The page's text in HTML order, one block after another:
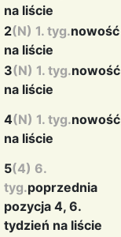
na liście
2(N) 1. tyg.nowość
na liście
3(N) 1. tyg.nowość
na liście
4(N) 1. tyg.nowość
na liście
5(4) 6.
tyg.poprzednia
pozycja 4, 6.
tydzień na liście